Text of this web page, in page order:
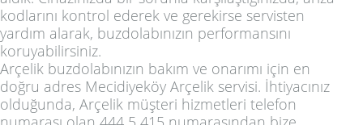
kodlarını kontrol ederek ve gerekirse servisten
yardım alarak, buzdolabınızın performansını
koruyabilirsiniz.
Arçelik buzdolabınızın bakım ve onarımı için en
doğru adres Mecidiyeköy Arçelik servisi. İhtiyacınız
olduğunda, Arçelik müşteri hizmetleri telefon